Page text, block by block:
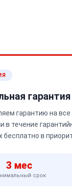
гарантию на
в течение
бесплатно в
3 мес
срок